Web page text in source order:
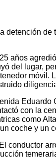
años
del lugar,
móvil.
con la
como
coche y un
conductor